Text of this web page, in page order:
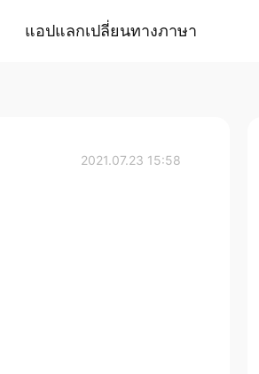
แอปแลกเปลี่ยนทางภาษา
2021.07.23 15:58